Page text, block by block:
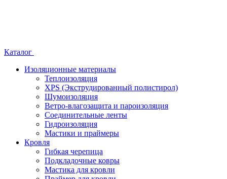
Каталог
Изоляционные материалы
Теплоизоляция
XPS (Экструдированный полистирол)
Шумоизоляция
Ветро-влагозащита и пароизоляция
Соединительные ленты
Гидроизоляция
Мастики и праймеры
Кровля
Гибкая черепица
Подкладочные ковры
Мастика для кровли